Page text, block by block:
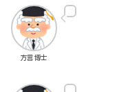
方言博士